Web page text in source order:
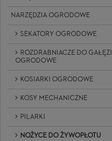
NARZĘDZIA OGRODOWE
SEKATORY OGRODOWE
ROZDRABNIACZE DO GAŁĘZI
OGRODOWE
KOSIARKI OGRODOWE
KOSY MECHANICZNE
PILARKI
NOŻYCE DO ŻYWOPŁOTU